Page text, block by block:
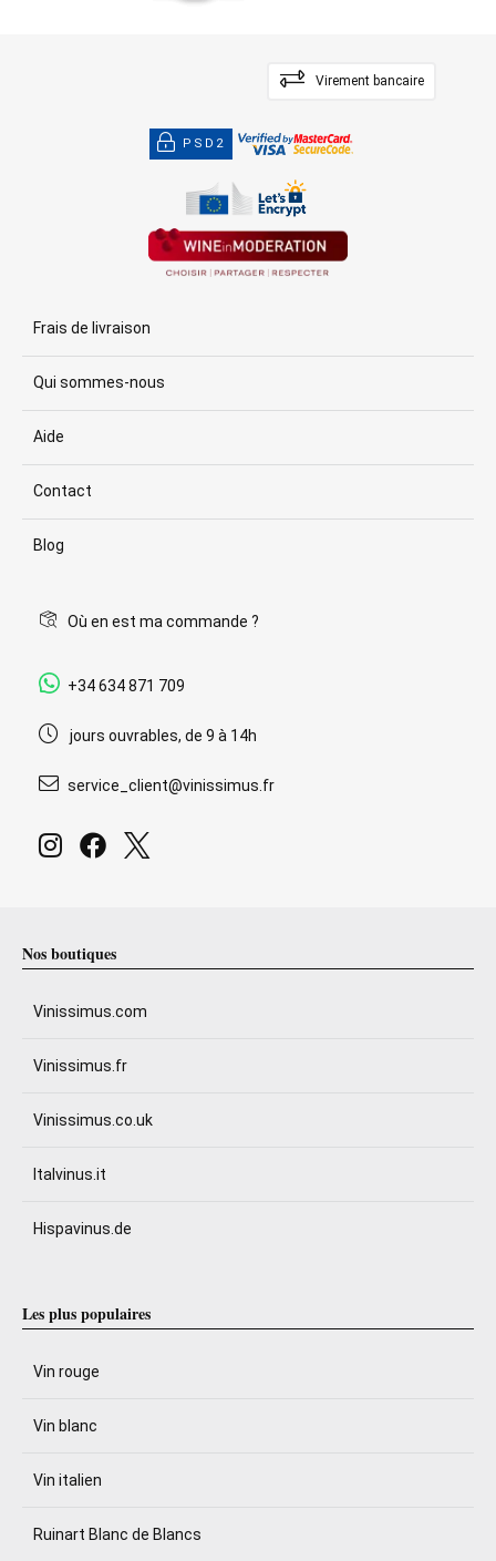
Virement bancaire
PSD2
Frais de livraison
Qui sommes-nous
Aide
Contact
Blog
Où en est ma commande ?
+34 634 871 709
jours ouvrables, de 9 à 14h
service_client@vinissimus.fr
Nos boutiques
Vinissimus.com
Vinissimus.fr
Vinissimus.co.uk
Italvinus.it
Hispavinus.de
Les plus populaires
Vin rouge
Vin blanc
Vin italien
Ruinart Blanc de Blancs